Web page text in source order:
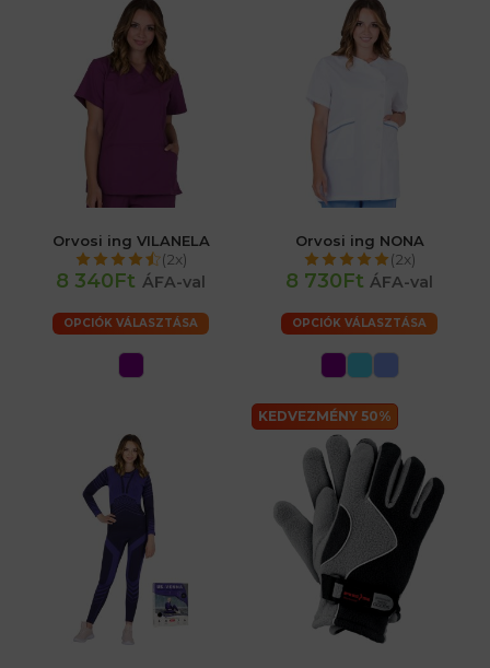
Orvosi ing VILANELA
(2x)
8 340Ft ÁFA-val
OPCIÓK VÁLASZTÁSA
Orvosi ing NONA
(2x)
8 730Ft ÁFA-val
OPCIÓK VÁLASZTÁSA
KEDVEZMÉNY 50%